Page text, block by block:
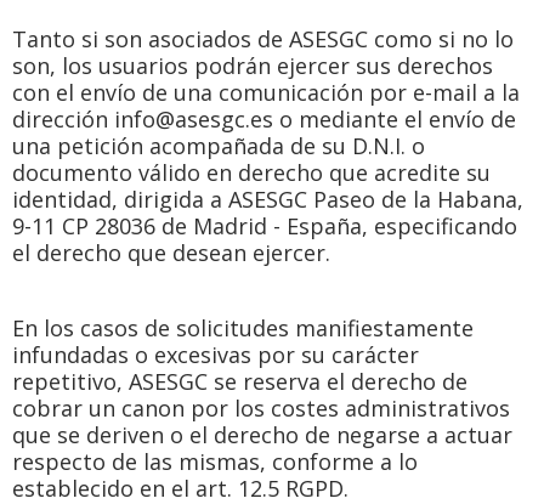
Tanto si son asociados de ASESGC como si no lo
son, los usuarios podrán ejercer sus derechos
con el envío de una comunicación por e-mail a la
dirección info@asesgc.es o mediante el envío de
una petición acompañada de su D.N.I. o
documento válido en derecho que acredite su
identidad, dirigida a ASESGC Paseo de la Habana,
9-11 CP 28036 de Madrid - España, especificando
el derecho que desean ejercer.
En los casos de solicitudes manifiestamente
infundadas o excesivas por su carácter
repetitivo, ASESGC se reserva el derecho de
cobrar un canon por los costes administrativos
que se deriven o el derecho de negarse a actuar
respecto de las mismas, conforme a lo
establecido en el art. 12.5 RGPD.